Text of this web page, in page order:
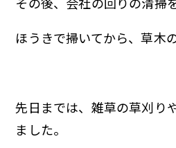
ほうきで掃いてから、草木
先日までは、雑草の草刈り
ました。